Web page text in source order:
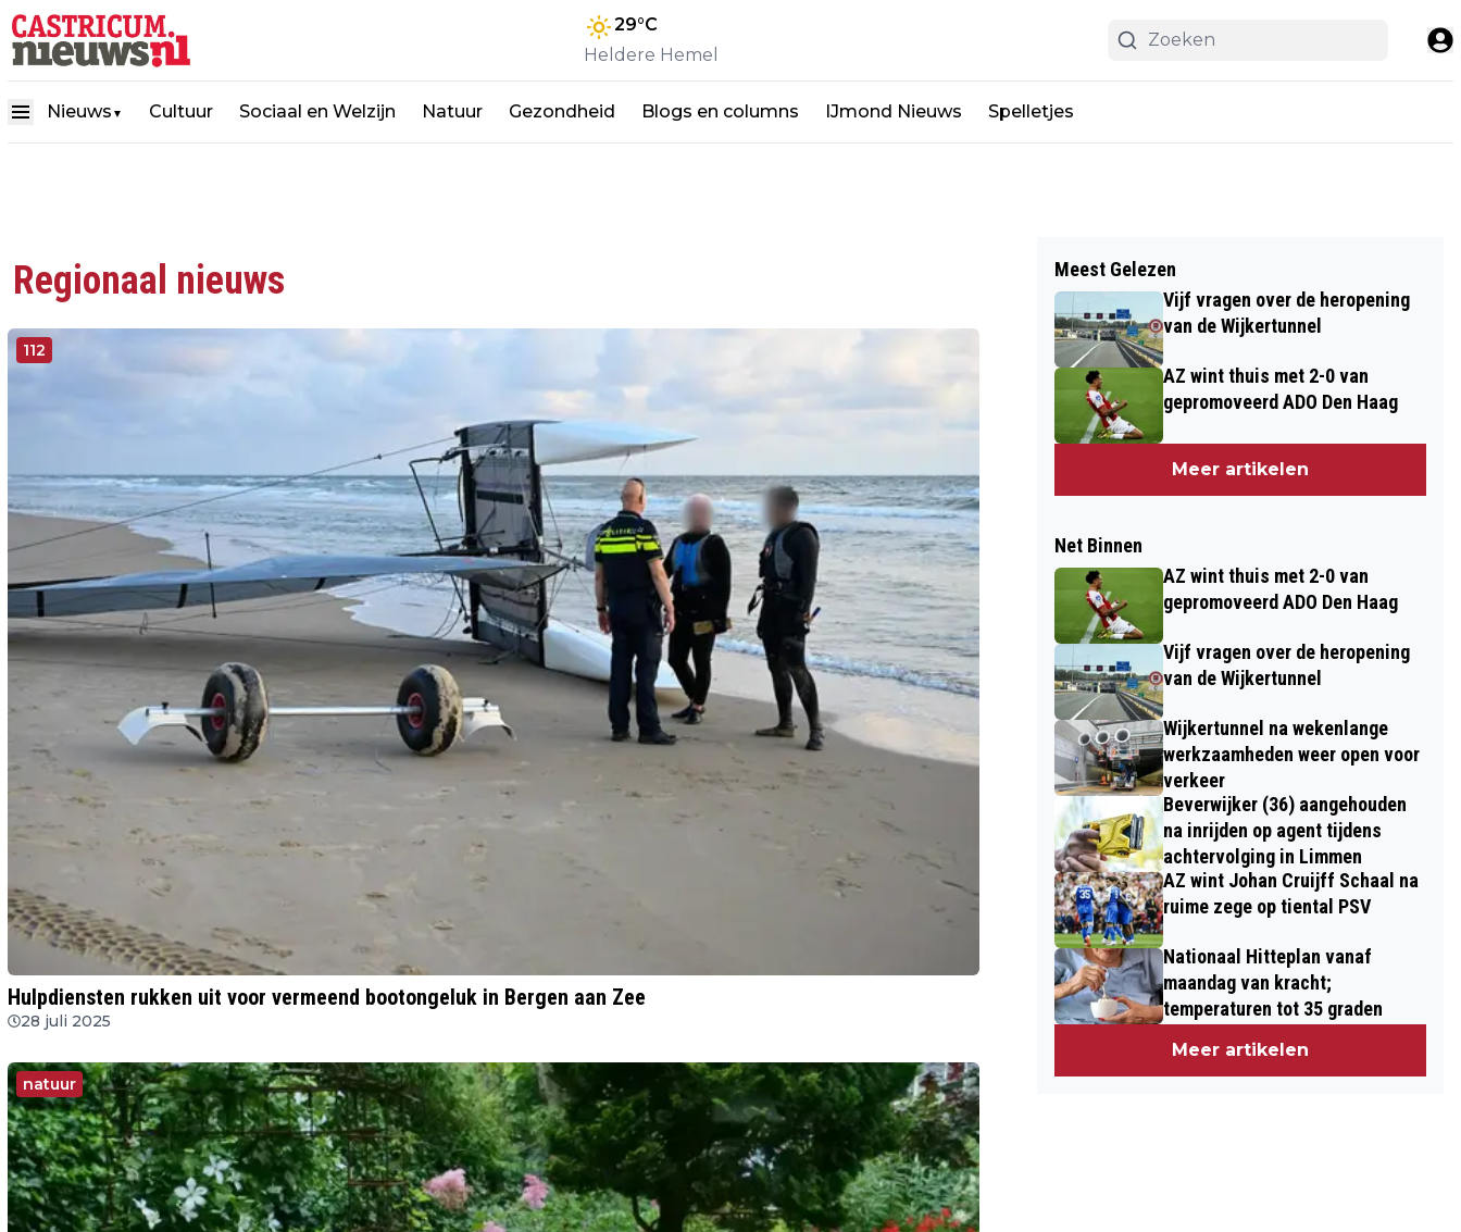
29°C
Heldere Hemel
Nieuws ▼ Cultuur Sociaal en Welzijn Natuur Gezondheid Blogs en columns IJmond Nieuws Spelletjes
Regionaal nieuws
112
Hulpdiensten rukken uit voor vermeend bootongeluk in Bergen aan Zee
28 juli 2025
natuur
Meest Gelezen
Vijf vragen over de heropening
van de Wijkertunnel
AZ wint thuis met 2-0 van
gepromoveerd ADO Den Haag
Meer artikelen
Net Binnen
AZ wint thuis met 2-0 van
gepromoveerd ADO Den Haag
Vijf vragen over de heropening
van de Wijkertunnel
Wijkertunnel na wekenlange
werkzaamheden weer open voor
verkeer
Beverwijker (36) aangehouden
na inrijden op agent tijdens
achtervolging in Limmen
AZ wint Johan Cruijff Schaal na
ruime zege op tiental PSV
Nationaal Hitteplan vanaf
maandag van kracht;
temperaturen tot 35 graden
Meer artikelen